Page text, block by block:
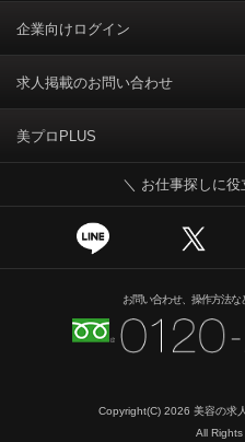
利用規約
掲載規約
個人情報保護ポリシー
個人情報のお取り扱いについて
Cookieポリシー
ニュースリリース
企業向けログイン
求人掲載のお問い合わせ
美プロPLUS
＼ お仕事探しに
お問い合わせ、操作方法
Copyright(C) 2026 美容の求
All